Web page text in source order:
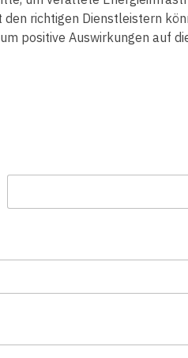
richtigen Dienstleistern
positive Auswirkungen auf